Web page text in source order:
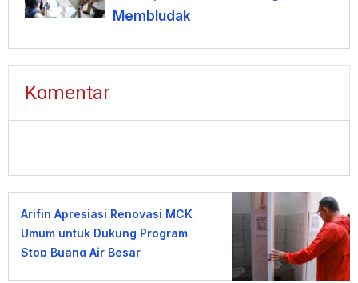
Membludak
Komentar
Arifin Apresiasi Renovasi MCK
Umum untuk Dukung Program
Stop Buang Air Besar